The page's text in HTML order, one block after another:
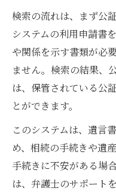
検索の流れは、まず公
システムの利用申請書
や関係を示す書類が必
ません。検索の結果、
は、保管されている公
とができます。
このシステムは、遺言
め、相続の手続きや遺
手続きに不安がある場
は、弁護士のサポート